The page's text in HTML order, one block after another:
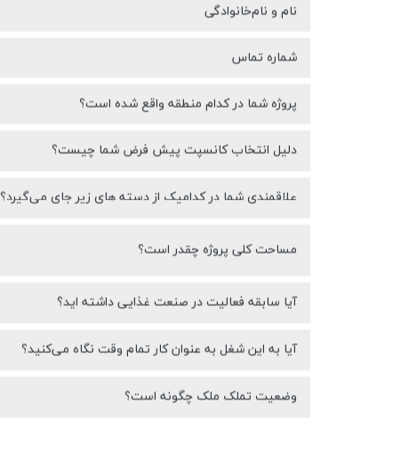
نام و نام‌خانوادگی
شماره تماس
پروژه شما در کدام منطقه واقع شده است؟
دلیل انتخاب کانسپت پیش فرض شما چیست؟
علاقمندی شما در کدامیک از دسته های زیر جای می‌گیرد؟
مساحت کلی پروژه چقدر است؟
آیا سابقه فعالیت در صنعت غذایی داشته اید؟
آیا به این شغل به عنوان کار تمام وقت نگاه می‌کنید؟
وضعیت تملک ملک چگونه است؟